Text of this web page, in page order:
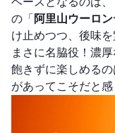
の「 阿里山ウーロ
け止めつつ、後味
まさに名脇役！濃
飽きずに楽しめる
があってこそだと感